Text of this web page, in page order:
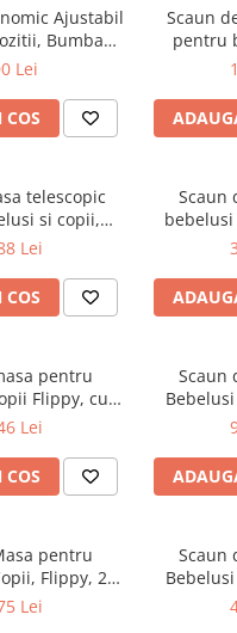
Sticky
Sticky Big Cup V2
Cupe Mari
Ajustabil
Bumbac
Copii 0-3
Gri
Lei
Scaun
pentru
Flippy,
pe
telescopic
si copii,
picioare si
6-32 luni,
Lei
Scaun
roti,
artificiala,
pentru
Flippy, cu
pliabil,
invelis piele
siguranta,
Lei
Scaun
Tavite
pentru
Flippy, 2
Detasabile,
Lei
Scaun
Tavite